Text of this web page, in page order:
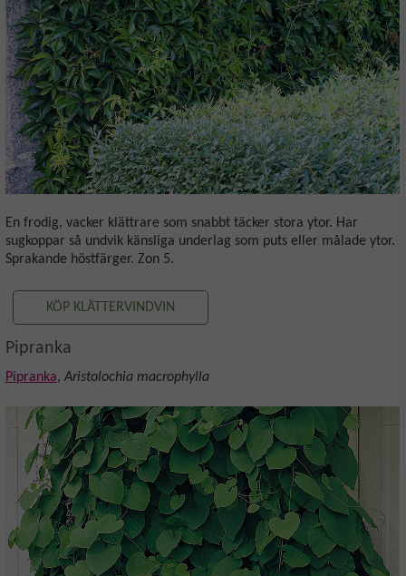
En frodig, vacker klättrare som snabbt täcker stora ytor. Har
sugkoppar så undvik känsliga underlag som puts eller målade ytor.
Sprakande höstfärger. Zon 5.
KÖP KLÄTTERVINDVIN
Pipranka
Pipranka, Aristolochia macrophylla